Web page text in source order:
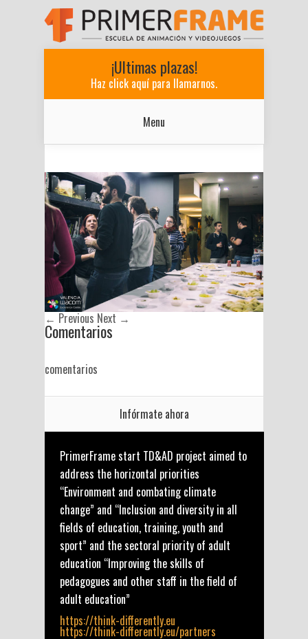
¡Ultimas plazas!
Haz click aquí para llamarnos.
Menu
← Previous Next →
Comentarios
comentarios
Infórmate ahora
PrimerFrame start TD&AD project aimed to
address the horizontal priorities
“Environment and combating climate
change” and “Inclusion and diversity in all
fields of education, training, youth and
sport” and the sectoral priority of adult
education “Improving the skills of
pedagogues and other staff in the field of
adult education”
https://think-differently.eu
https://think-differently.eu/partners